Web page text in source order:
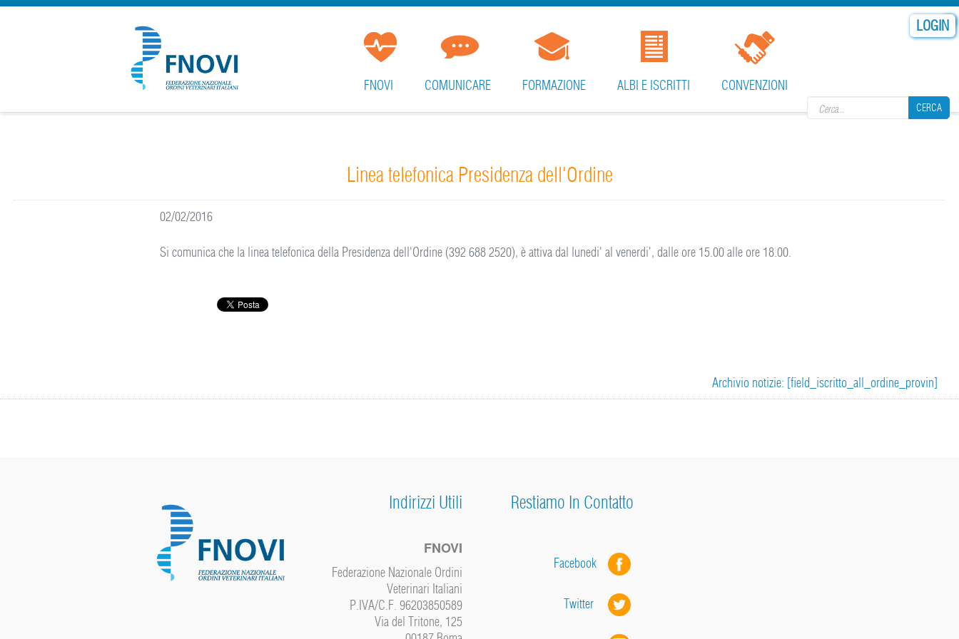
LOGIN
CERCA
FNOVI COMUNICARE FORMAZIONE ALBI E ISCRITTI CONVENZIONI
Linea telefonica Presidenza dell'Ordine
02/02/2016
Si comunica che la linea telefonica della Presidenza dell'Ordine (392 688 2520), è attiva dal lunedi' al venerdi', dalle ore 15.00 alle ore 18.00.
Archivio notizie: [field_iscritto_all_ordine_provin]
Indirizzi Utili
FNOVI
Federazione Nazionale Ordini
Veterinari Italiani
P.IVA/C.F. 96203850589
Via del Tritone, 125
Restiamo In Contatto
Facebook
Twitter